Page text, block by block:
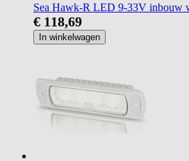
Sea Hawk-R LED 9-33V inbouw
€ 118,69
In winkelwagen